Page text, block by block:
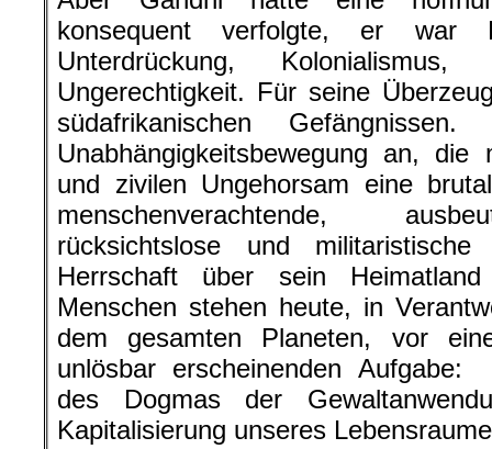
konsequent verfolgte, er war
Unterdrückung,
Ungerechtigkeit. Für seine
südafrikanischen
Unabhängigkeitsbewegung an, die
und zivilen Ungehorsam eine
menschenverachtende,
rücksichtslose und
Herrschaft über sein
Menschen stehen heute, in
dem gesamten Planeten, vor
unlösbar erscheinenden Aufgabe:
des Dogmas der
Kapitalisierung unseres